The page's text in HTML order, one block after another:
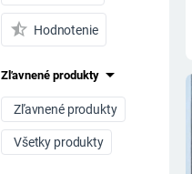
star_half Hodnotenie
Zľavnené produkty arrow_drop_down
Zľavnené produkty
Všetky produkty